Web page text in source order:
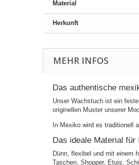
Material
Herkunft
MEHR INFOS
Das authentische
Unser Wachstuch ist ein
originellen Muster unserer
In Mexiko wird es traditionell
Das ideale Material für
Dünn, flexibel und mit einem
Taschen, Shopper, Etuis,